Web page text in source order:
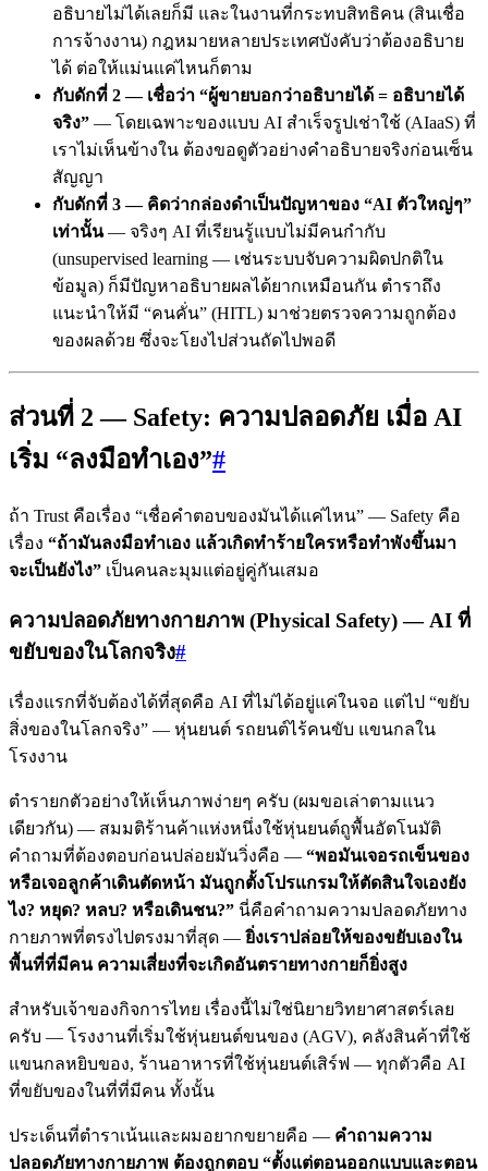
อธิบายไม่ได้เลยก็มี และในงานที่กระทบสิทธิคน (สินเชื่อ
การจ้างงาน) กฎหมายหลายประเทศบังคับว่าต้องอธิบาย
ได้ ต่อให้แม่นแค่ไหนก็ตาม
กับดักที่ 2 — เชื่อว่า “ผู้ขายบอกว่าอธิบายได้ = อธิบายได้
จริง” — โดยเฉพาะของแบบ AI สำเร็จรูปเช่าใช้ (AIaaS) ที่
เราไม่เห็นข้างใน ต้องขอดูตัวอย่างคำอธิบายจริงก่อนเซ็น
สัญญา
กับดักที่ 3 — คิดว่ากล่องดำเป็นปัญหาของ “AI ตัวใหญ่ๆ”
เท่านั้น— จริงๆ AI ที่เรียนรู้แบบไม่มีคนกำกับ
(unsupervised learning — เช่นระบบจับความผิดปกติใน
ข้อมูล) ก็มีปัญหาอธิบายผลได้ยากเหมือนกัน ตำราถึง
แนะนำให้มี “คนคั่น” (HITL) มาช่วยตรวจความถูกต้อง
ของผลด้วย ซึ่งจะโยงไปส่วนถัดไปพอดี
ส่วนที่ 2 — Safety: ความปลอดภัย เมื่อ AI
เริ่ม “ลงมือทำเอง”#
ถ้า Trust คือเรื่อง “เชื่อคำตอบของมันได้แค่ไหน” — Safety คือ
เรื่อง “ถ้ามันลงมือทำเอง แล้วเกิดทำร้ายใครหรือทำพังขึ้นมา
จะเป็นยังไง” เป็นคนละมุมแต่อยู่คู่กันเสมอ
ความปลอดภัยทางกายภาพ (Physical Safety) — AI ที่
ขยับของในโลกจริง#
เรื่องแรกที่จับต้องได้ที่สุดคือ AI ที่ไม่ได้อยู่แค่ในจอ แต่ไป “ขยับ
สิ่งของในโลกจริง” — หุ่นยนต์ รถยนต์ไร้คนขับ แขนกลใน
โรงงาน
ตำรายกตัวอย่างให้เห็นภาพง่ายๆ ครับ (ผมขอเล่าตามแนว
เดียวกัน) — สมมติร้านค้าแห่งหนึ่งใช้หุ่นยนต์ถูพื้นอัตโนมัติ
คำถามที่ต้องตอบก่อนปล่อยมันวิ่งคือ — “พอมันเจอรถเข็นของ
หรือเจอลูกค้าเดินตัดหน้า มันถูกตั้งโปรแกรมให้ตัดสินใจเองยัง
ไง? หยุด? หลบ? หรือเดินชน?” นี่คือคำถามความปลอดภัยทาง
กายภาพที่ตรงไปตรงมาที่สุด — ยิ่งเราปล่อยให้ของขยับเองใน
พื้นที่ที่มีคน ความเสี่ยงที่จะเกิดอันตรายทางกายก็ยิ่งสูง
สำหรับเจ้าของกิจการไทย เรื่องนี้ไม่ใช่นิยายวิทยาศาสตร์เลย
ครับ — โรงงานที่เริ่มใช้หุ่นยนต์ขนของ (AGV), คลังสินค้าที่ใช้
แขนกลหยิบของ, ร้านอาหารที่ใช้หุ่นยนต์เสิร์ฟ — ทุกตัวคือ AI
ที่ขยับของในที่ที่มีคน ทั้งนั้น
ประเด็นที่ตำราเน้นและผมอยากขยายคือ — คำถามความ
ปลอดภัยทางกายภาพ ต้องถูกตอบ “ตั้งแต่ตอนออกแบบและตอน